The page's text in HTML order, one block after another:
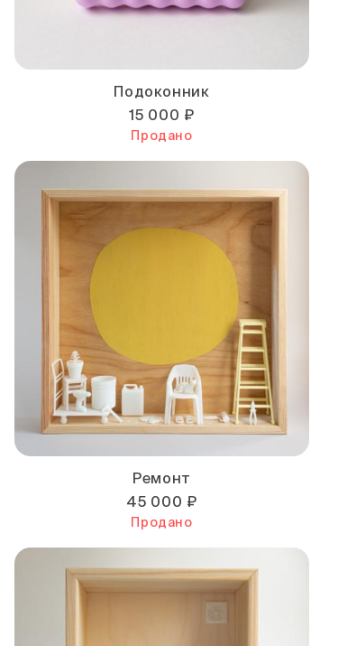
Подоконник
15 000 ₽
Продано
Ремонт
45 000 ₽
Продано